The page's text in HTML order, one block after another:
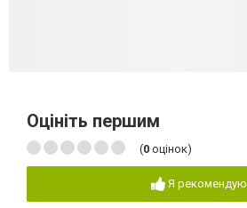
Оцініть першим
(0 оцінок)
Я рекомендую